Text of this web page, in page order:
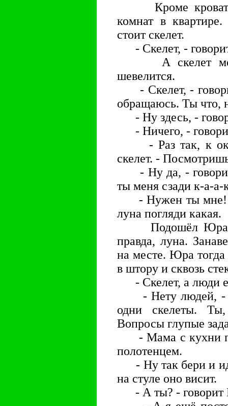
Кроме кровати
комнат в
стоит скелет.
- Скелет, -
А скелет
шевелится.
- Скелет, -
обращаюсь. Ты что,
- Ну здесь, -
- Ничего, -
- Раз так, к
скелет. -
- Ну да, -
ты меня сзади к-а-
- Нужен ты мне! -
луна погляди какая.
Подошёл Юра к
правда, луна.
на месте. Юра тогда
в штору и сквозь
- Скелет, а люди
- Нету людей, -
одни скелеты.
Вопросы глупые
- Мама с кухни
полотенцем.
- Ну так бери и
на стуле оно висит.
- А ты? -